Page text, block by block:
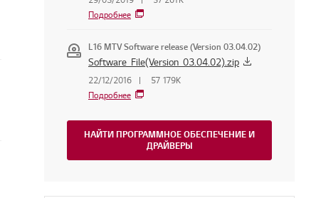
Подробнее
L16 MTV Software release (Version 03.04.02)
Software_File(Version_03.04.02).zip
22/12/2016
57 179K
Подробнее
НАЙТИ ПРОГРАММНОЕ ОБЕСПЕЧЕНИЕ И
ДРАЙВЕРЫ